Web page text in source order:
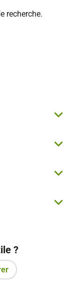
recherche.
?